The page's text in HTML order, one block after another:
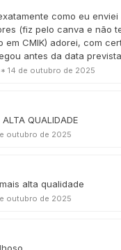
como eu enviei
(fiz pelo canva e não
em CMIK) adorei, com
antes da data
14 de outubro de 2025
ALTA QUALIDADE
outubro de 2025
alta qualidade
outubro de 2025